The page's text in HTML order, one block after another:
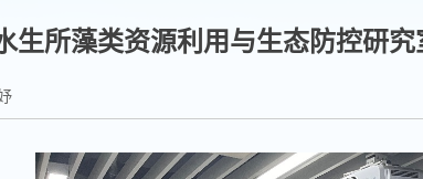
生所藻类资源利用与生态防控研